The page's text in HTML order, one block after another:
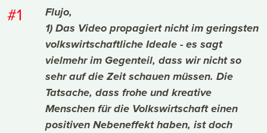
#1
Flujo,
1) Das Video propagiert nicht im geringsten
volkswirtschaftliche Ideale - es sagt
vielmehr im Gegenteil, dass wir nicht so
sehr auf die Zeit schauen müssen. Die
Tatsache, dass frohe und kreative
Menschen für die Volkswirtschaft einen
positiven Nebeneffekt haben, ist doch